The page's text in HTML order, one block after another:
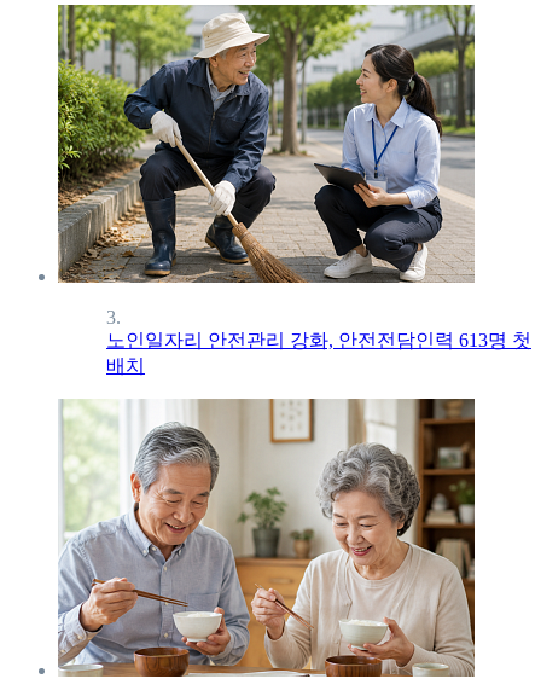
3.
노인일자리 안전관리 강화, 안전전담인력 613명 첫
배치